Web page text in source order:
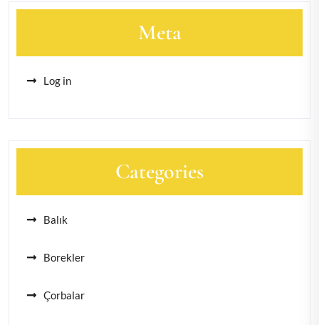
Meta
Log in
Categories
Balık
Borekler
Çorbalar